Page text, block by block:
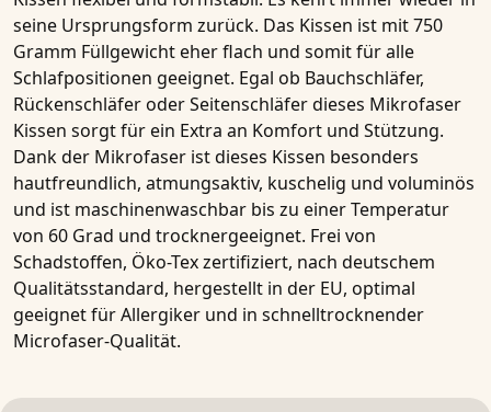
seine Ursprungsform zurück. Das Kissen ist mit750
Gramm Füllgewichteher flach und somit für alle
Schlafpositionen geeignet. Egal ob Bauchschläfer,
Rückenschläfer oder Seitenschläfer dieses Mikrofaser
Kissen sorgt für ein Extra an Komfort und Stützung.
Dank der Mikrofaser ist dieses Kissen besonders
hautfreundlich, atmungsaktiv, kuschelig und voluminös
und ist maschinenwaschbar bis zu einer Temperatur
von 60 Grad und trocknergeeignet. Frei von
Schadstoffen, Öko-Tex zertifiziert, nach deutschem
Qualitätsstandard, hergestellt in der EU, optimal
geeignet fürAllergiker und in schnelltrocknender
Microfaser-Qualität.